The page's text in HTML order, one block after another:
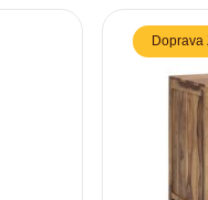
Doprava